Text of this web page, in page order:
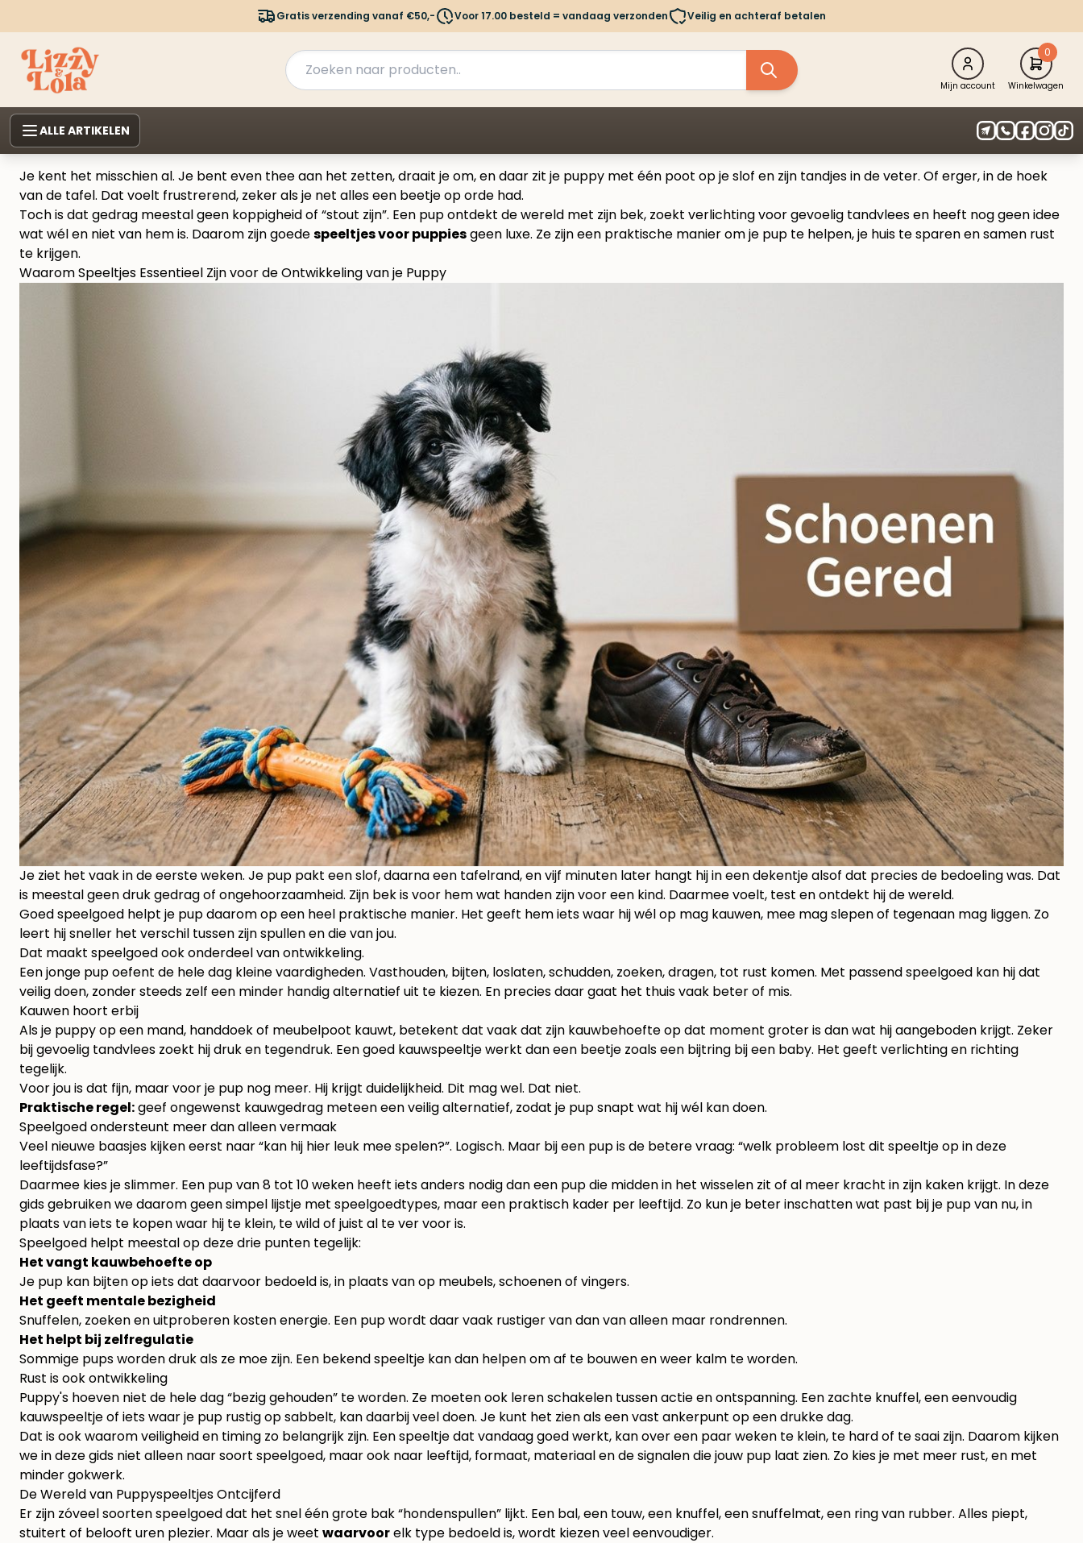
Gratis verzending vanaf €50,- Voor 17.00 besteld = vandaag verzonden Veilig en achteraf betalen
Mijn account
0
Winkelwagen
ALLE ARTIKELEN
Je kent het misschien al. Je bent even thee aan het zetten, draait je om, en daar zit je puppy met één poot op je slof en zijn tandjes in de veter. Of erger, in de hoek
van de tafel. Dat voelt frustrerend, zeker als je net alles een beetje op orde had.
Toch is dat gedrag meestal geen koppigheid of “stout zijn”. Een pup ontdekt de wereld met zijn bek, zoekt verlichting voor gevoelig tandvlees en heeft nog geen idee
wat wél en niet van hem is. Daarom zijn goedespeeltjes voor puppiesgeen luxe. Ze zijn een praktische manier om je pup te helpen, je huis te sparen en samen rust
te krijgen.
Waarom Speeltjes Essentieel Zijn voor de Ontwikkeling van je Puppy
Je ziet het vaak in de eerste weken. Je pup pakt een slof, daarna een tafelrand, en vijf minuten later hangt hij in een dekentje alsof dat precies de bedoeling was. Dat
is meestal geen druk gedrag of ongehoorzaamheid. Zijn bek is voor hem wat handen zijn voor een kind. Daarmee voelt, test en ontdekt hij de wereld.
Goed speelgoed helpt je pup daarom op een heel praktische manier. Het geeft hem iets waar hij wél op mag kauwen, mee mag slepen of tegenaan mag liggen. Zo
leert hij sneller het verschil tussen zijn spullen en die van jou.
Dat maakt speelgoed ook onderdeel van ontwikkeling.
Een jonge pup oefent de hele dag kleine vaardigheden. Vasthouden, bijten, loslaten, schudden, zoeken, dragen, tot rust komen. Met passend speelgoed kan hij dat
veilig doen, zonder steeds zelf een minder handig alternatief uit te kiezen. En precies daar gaat het thuis vaak beter of mis.
Kauwen hoort erbij
Als je puppy op een mand, handdoek of meubelpoot kauwt, betekent dat vaak dat zijn kauwbehoefte op dat moment groter is dan wat hij aangeboden krijgt. Zeker
bij gevoelig tandvlees zoekt hij druk en tegendruk. Een goed kauwspeeltje werkt dan een beetje zoals een bijtring bij een baby. Het geeft verlichting en richting
tegelijk.
Voor jou is dat fijn, maar voor je pup nog meer. Hij krijgt duidelijkheid. Dit mag wel. Dat niet.
Praktische regel:geef ongewenst kauwgedrag meteen een veilig alternatief, zodat je pup snapt wat hij wél kan doen.
Speelgoed ondersteunt meer dan alleen vermaak
Veel nieuwe baasjes kijken eerst naar “kan hij hier leuk mee spelen?”. Logisch. Maar bij een pup is de betere vraag: “welk probleem lost dit speeltje op in deze
leeftijdsfase?”
Daarmee kies je slimmer. Een pup van 8 tot 10 weken heeft iets anders nodig dan een pup die midden in het wisselen zit of al meer kracht in zijn kaken krijgt. In deze
gids gebruiken we daarom geen simpel lijstje met speelgoedtypes, maar een praktisch kader per leeftijd. Zo kun je beter inschatten wat past bij je pup van nu, in
plaats van iets te kopen waar hij te klein, te wild of juist al te ver voor is.
Speelgoed helpt meestal op deze drie punten tegelijk:
Het vangt kauwbehoefte op
Je pup kan bijten op iets dat daarvoor bedoeld is, in plaats van op meubels, schoenen of vingers.
Het geeft mentale bezigheid
Snuffelen, zoeken en uitproberen kosten energie. Een pup wordt daar vaak rustiger van dan van alleen maar rondrennen.
Het helpt bij zelfregulatie
Sommige pups worden druk als ze moe zijn. Een bekend speeltje kan dan helpen om af te bouwen en weer kalm te worden.
Rust is ook ontwikkeling
Puppy's hoeven niet de hele dag “bezig gehouden” te worden. Ze moeten ook leren schakelen tussen actie en ontspanning. Een zachte knuffel, een eenvoudig
kauwspeeltje of iets waar je pup rustig op sabbelt, kan daarbij veel doen. Je kunt het zien als een vast ankerpunt op een drukke dag.
Dat is ook waarom veiligheid en timing zo belangrijk zijn. Een speeltje dat vandaag goed werkt, kan over een paar weken te klein, te hard of te saai zijn. Daarom kijken
we in deze gids niet alleen naar soort speelgoed, maar ook naar leeftijd, formaat, materiaal en de signalen die jouw pup laat zien. Zo kies je met meer rust, en met
minder gokwerk.
De Wereld van Puppyspeeltjes Ontcijferd
Er zijn zóveel soorten speelgoed dat het snel één grote bak “hondenspullen” lijkt. Een bal, een touw, een knuffel, een snuffelmat, een ring van rubber. Alles piept,
stuitert of belooft uren plezier. Maar als je weet waarvoorelk type bedoeld is, wordt kiezen veel eenvoudiger.